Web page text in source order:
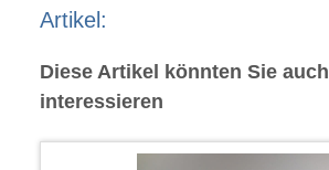
Artikel:
Diese Artikel könnten Sie auch
interessieren